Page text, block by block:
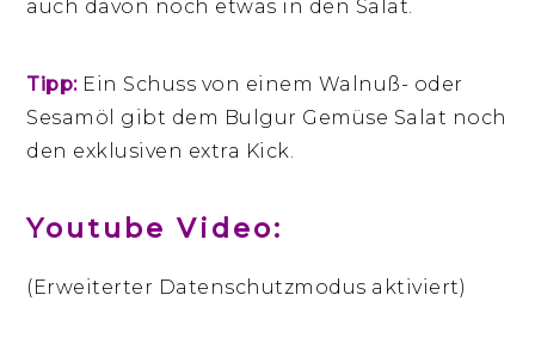
auch davon noch etwas in den Salat.
Tipp:Ein Schuss von einem Walnuß- oder
Sesamöl gibt dem Bulgur Gemüse Salat noch
den exklusiven extra Kick.
Youtube Video:
(Erweiterter Datenschutzmodus aktiviert)